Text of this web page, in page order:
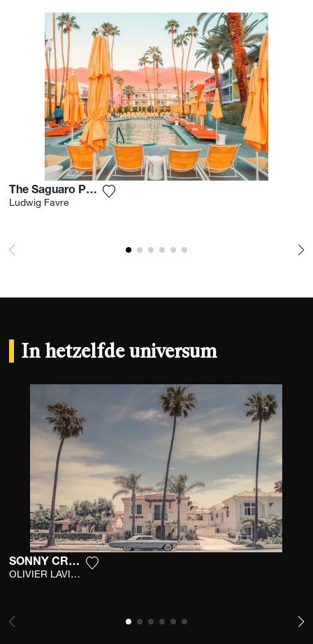
The Saguaro Palm Springs
Ludwig Favre
In hetzelfde universum
SONNY CROCKETT
OLIVIER LAVIELLE